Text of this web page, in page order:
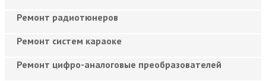
Ремонт радиотюнеров
Ремонт систем караоке
Ремонт цифро-аналоговые преобразователей